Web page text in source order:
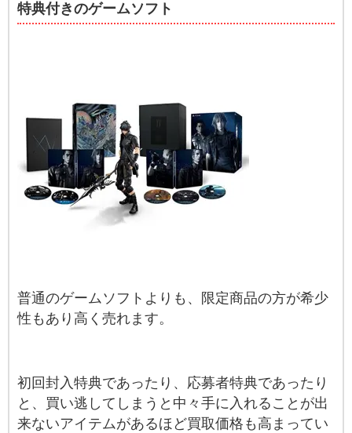
特典付きのゲームソフト
普通のゲームソフトよりも、限定商品の方が希少
性もあり高く売れます。
初回封入特典であったり、応募者特典であったり
と、買い逃してしまうと中々手に入れることが出
来ないアイテムがあるほど買取価格も高まってい